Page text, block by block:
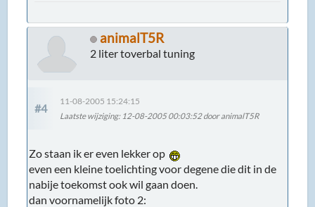
animalT5R
2 liter toverbal tuning
#4
11-08-2005 15:24:15
Laatste wijziging: 12-08-2005 00:03:52 door animalT5R
Zo staan ik er even lekker op
even een kleine toelichting voor degene die dit in de
nabije toekomst ook wil gaan doen.
dan voornamelijk foto 2: